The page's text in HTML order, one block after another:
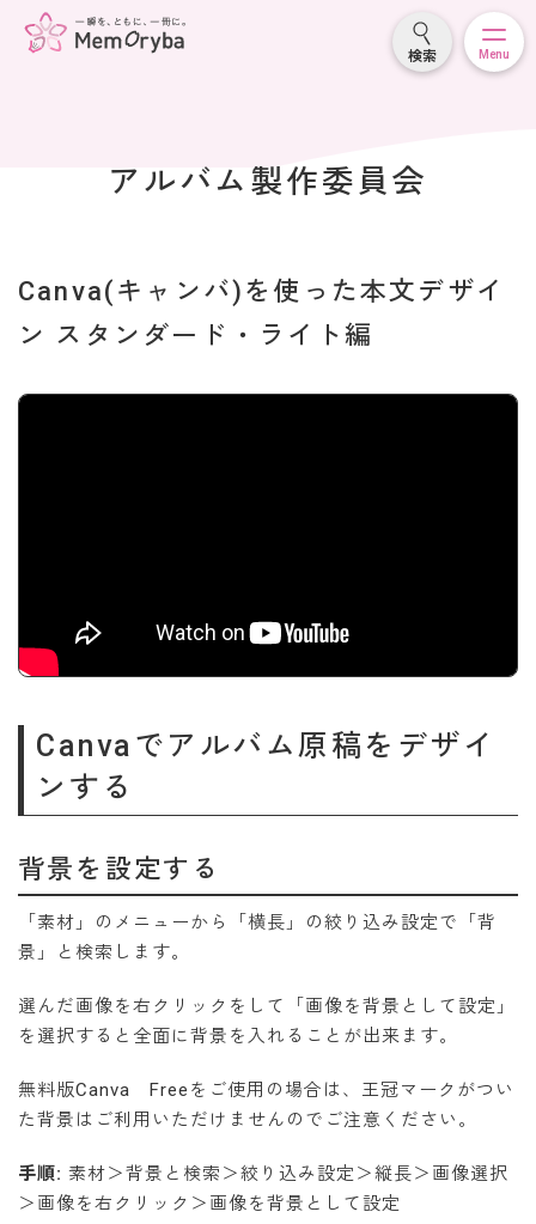
検索 Menu
アルバム製作委員会
Canva(キャンバ)を使った本文デザイ
ン スタンダード・ライト編
Canvaでアルバム原稿をデザイ
ンする
背景を設定する
「素材」のメニューから「横長」の絞り込み設定で「背
景」と検索します。
選んだ画像を右クリックをして「画像を背景として設定」
を選択すると全面に背景を入れることが出来ます。
無料版Canva Freeをご使用の場合は、王冠マークがつい
た背景はご利用いただけませんのでご注意ください。
手順: 素材＞背景と検索＞絞り込み設定＞縦長＞画像選択
＞画像を右クリック＞画像を背景として設定